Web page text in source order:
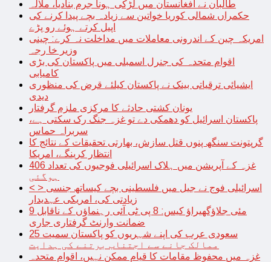
طالبان نے افغانستان میں لڑکی ہونا جرم بنادیا، ملالہ
حکمراں شمالی کوریا خواتین سے زیادہ بچے پیدا کرنے کی
اپیل کرتے ہوئے رو پڑے
امریکہ چین کے اندرونی معاملات میں مداخلت نہ کرے: چینی
وزیر خا رجہ
اقوام متحدہ کی جنرل اسمبلی میں پاکستان کی بڑی
کامیابی
ایشیائی ترقیاتی بینک نے پاکستان کیلئے قرض کی منظوری
دیدی
یونان کشتی حادثے کا مرکزی ملزم گرفتار
پاکستان اسرائیل کو دھمکی دے تو غزہ جنگ رک سکتی ہے،
سربراہ حماس
گرپتونت سنگھ پنوں قتل سازش، بھارتی تحقیقات کے نتائج کا
انتظار کرینگے، امریکا
غزہ کے آپریشن میں ہلاک اسرائیلی فوجیوں کی تعداد 406
ہوگئی
< > اسرائیلی فوج نے جیل میں فلسطینی بچے کیساتھ جنسی
زیادتی کی، امریکی عہدیدار
9 مئی جلاؤگھیراؤ کیس: 8 پی ٹی آئی رہنماؤں کے ناقابل
ضمانت وارنٹ گرفتاری جاری
سعودی عرب کی اپنے شہریوں کو پاکستان سمیت 25
ممالک جانے سے اجتناب برتنے کی ہدایت
غزہ میں محفوظ مقامات کا قیام ممکن نہیں، اقوام متحدہ